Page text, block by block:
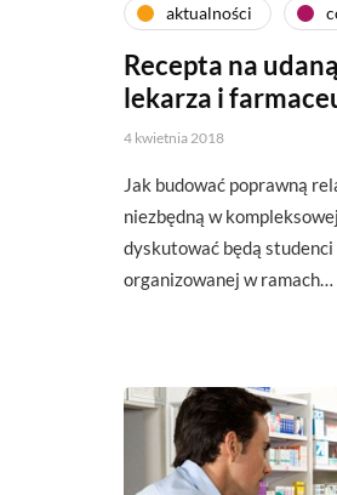
aktualności
Recepta na
lekarza i
4 kwietnia 2018
Jak budować poprawną
niezbędną w
dyskutować będą studenci
organizowanej w ramach…